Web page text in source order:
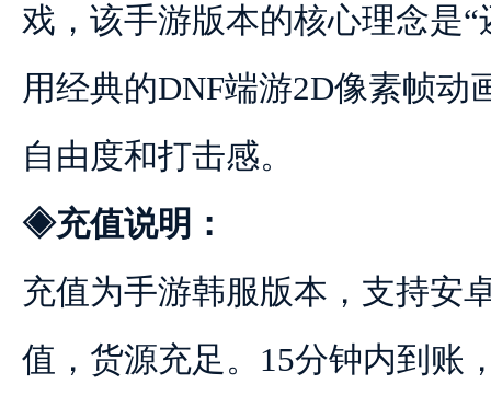
戏，该手游版本的核心理念是
用经典的DNF端游2D像素帧动
自由度和打击感。
◈充值说明：
充值为手游韩服版本，支持安
值，货源充足。15分钟内到账